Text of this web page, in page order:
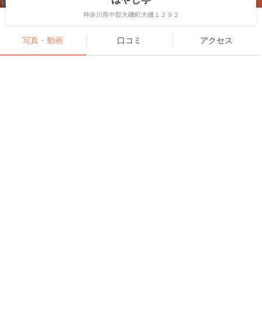
神奈川県中郡大磯町大磯１２９２
写真・動画 口コミ アクセス